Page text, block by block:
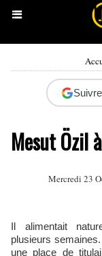
Mesut Özil
Mercredi 23
Il alimentait
plusieurs
une place de